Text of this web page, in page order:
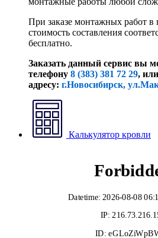
При заказе монтажных работ
стоимость составления
бесплатно.
Заказать данный сервис вы
телефону 8 (383) 381 72 29, или
адресу: г.Новосибирск,
Калькулятор кровли